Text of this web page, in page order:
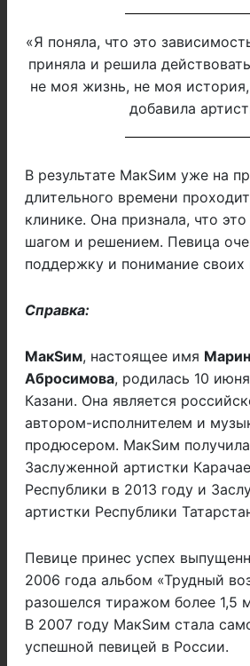
«Я поняла, что это
приняла и решила
не моя жизнь, не моя
добавила
В результате МакSим уже на
длительного времени
клинике. Она признала, что
шагом и решением. Певица
поддержку и понимание своих
Справка:
МакSим, настоящее имя
Абросимова, родилась 10
Казани. Она является
автором-исполнителем и
продюсером. МакSим
Заслуженной артистки
Республики в 2013 году и
артистки Республики
Певице принес успех
2006 года альбом «Трудный
разошелся тиражом более 1,5
В 2007 году МакSим стала
успешной певицей в России.